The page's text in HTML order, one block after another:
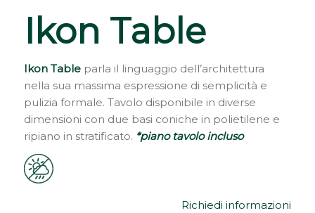
Ikon Table
Ikon Tableparla il linguaggio dell’architettura
nella sua massima espressione di semplicità e
pulizia formale. Tavolo disponibile in diverse
dimensioni con due basi coniche in polietilene e
ripiano in stratificato. *piano tavolo incluso
Richiedi informazioni